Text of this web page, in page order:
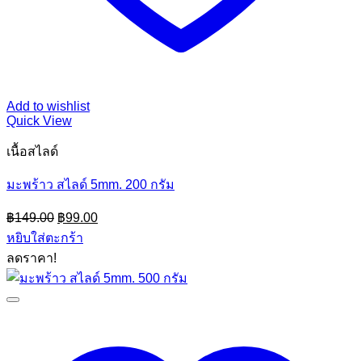
Add to wishlist
Quick View
เนื้อสไลด์
มะพร้าว สไลด์ 5mm. 200 กรัม
฿149.00 Original
price
was:
฿99.00Current
price
หยิบใส่ตะกร้า
ลดราคา!